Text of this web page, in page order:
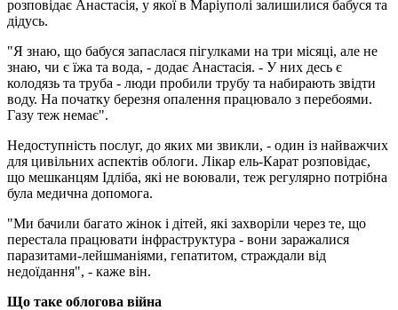
розповідає Анастасія, у якої в Маріуполі залишилися бабуся та
дідусь.
"Я знаю, що бабуся запаслася пігулками на три місяці, але не
знаю, чи є їжа та вода, - додає Анастасія. - У них десь є
колодязь та труба - люди пробили трубу та набирають звідти
воду. На початку березня опалення працювало з перебоями.
Газу теж немає".
Недоступність послуг, до яких ми звикли, - один із найважчих
для цивільних аспектів облоги. Лікар ель-Карат розповідає,
що мешканцям Ідліба, які не воювали, теж регулярно потрібна
була медична допомога.
"Ми бачили багато жінок і дітей, які захворіли через те, що
перестала працювати інфраструктура - вони заражалися
паразитами-лейшманіями, гепатитом, страждали від
недоїдання", - каже він.
Що таке облогова війна